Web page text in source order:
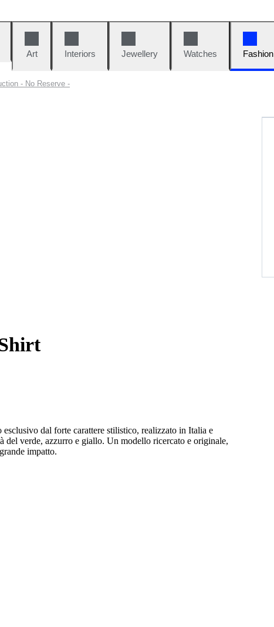
Art
Interiors Jewellery Watches Fashion
- No Reserve -
dal forte carattere stilistico, realizzato in Italia e
del verde, azzurro e giallo. Un modello ricercato e originale,
impatto.
caratterizzata da una particolare stampa psichedelica
e ricercato, ideale per collezionisti e appassionati del brand.